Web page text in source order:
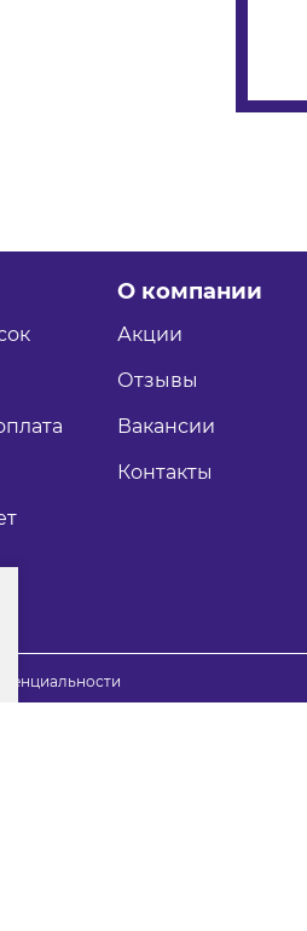
О компании
Акции
Отзывы
Вакансии
Контакты